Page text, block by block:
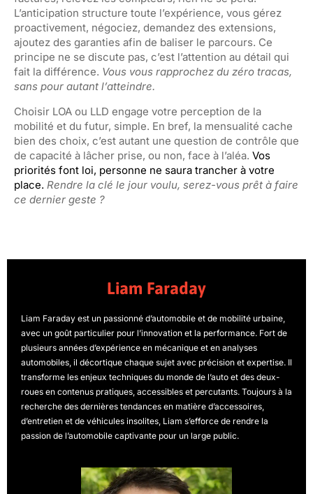
L’anticipation structure toute l’expérience, vous gérez
proactivement, négociez, demandez des extensions,
ajoutez des garanties afin de baliser le parcours. Ce
principe ne se discute pas, c’est l’attention au détail qui
fait la différence. Vous vous rapprochez du zéro tracas,
sans pour autant l’atteindre.
Choisir LOA ou LLD engage votre perception de la
mobilité et du futur, simple. En bref, la mensualité cache
bien des choix, c’est autant une question de contrôle que
de capacité à lâcher prise, ou non, face à l’aléa. Vos
priorités font loi, personne ne saura trancher à votre
place. Rendre la clé le jour voulu, serez-vous prêt à faire
ce dernier geste ?
Liam Faraday
Liam Faraday est un passionné d’automobile et de mobilité urbaine,
avec un goût particulier pour l’innovation et la performance. Fort de
plusieurs années d’expérience en mécanique et en analyses
automobiles, il décortique chaque sujet avec précision et expertise. Il
transforme les enjeux techniques du monde de l’auto et des deux-
roues en contenus pratiques, accessibles et percutants. Toujours à la
recherche des dernières tendances en matière d’accessoires,
d’entretien et de véhicules insolites, Liam s’efforce de rendre la
passion de l’automobile captivante pour un large public.